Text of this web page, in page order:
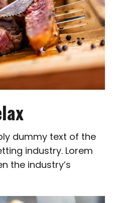
dummy text of the
industry. Lorem
the industry’s